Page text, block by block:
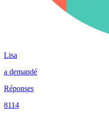
Lisa
a demandé
Réponses
8114